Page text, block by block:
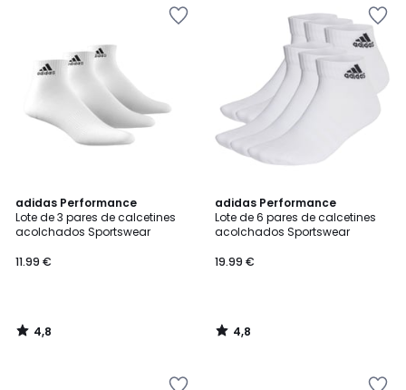
adidas Performance
Lote de 3 pares de calcetines
acolchados Sportswear
11.99 €
4,8
/ 5
4,8
/
adidas Performance
Lote de 6 pares de calcetines
acolchados Sportswear
19.99 €
4,8
/ 5
4,8
/